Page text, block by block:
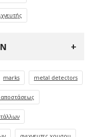
marks metal detectors
αποστάσεως